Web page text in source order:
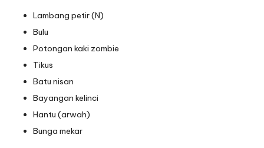
Lambang petir (N)
Bulu
Potongan kaki zombie
Tikus
Batu nisan
Bayangan kelinci
Hantu (arwah)
Bunga mekar